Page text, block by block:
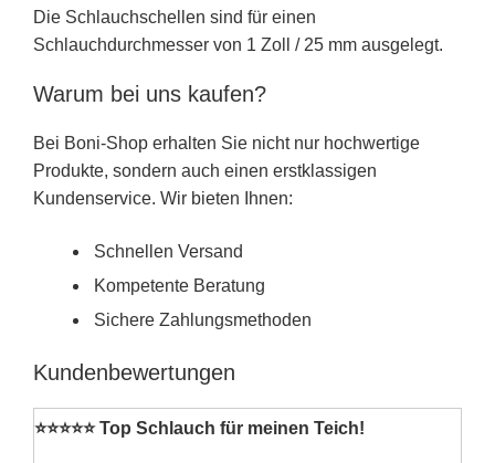
Die Schlauchschellen sind für einen
Schlauchdurchmesser von 1 Zoll / 25 mm ausgelegt.
Warum bei uns kaufen?
Bei Boni-Shop erhalten Sie nicht nur hochwertige
Produkte, sondern auch einen erstklassigen
Kundenservice. Wir bieten Ihnen:
Schnellen Versand
Kompetente Beratung
Sichere Zahlungsmethoden
Kundenbewertungen
⭐⭐⭐⭐⭐ Top Schlauch für meinen Teich!